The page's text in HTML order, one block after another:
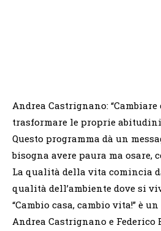
Andrea Castrignano:
trasformare le proprie
Questo programma dà un
bisogna avere paura ma osare,
La qualità della vita comincia
qualità dell’ambiente dove si
“Cambio casa, cambio vita!” è
Andrea Castrignano e Federico